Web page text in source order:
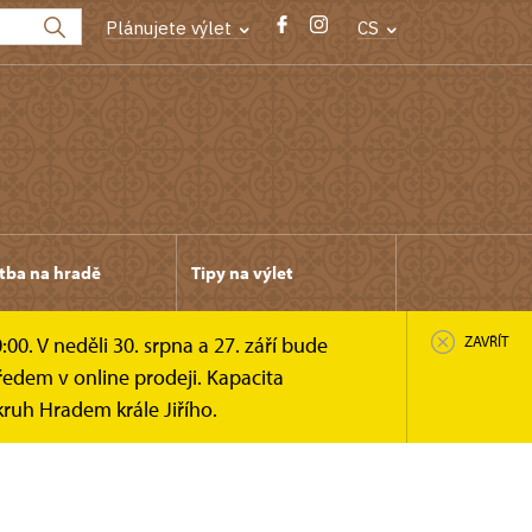
Plánujete výlet CS
na hradě Tipy na výlet
V neděli 30. srpna a 27. září bude
v online prodeji. Kapacita
Hradem krále Jiřího.
ZAVŘÍT